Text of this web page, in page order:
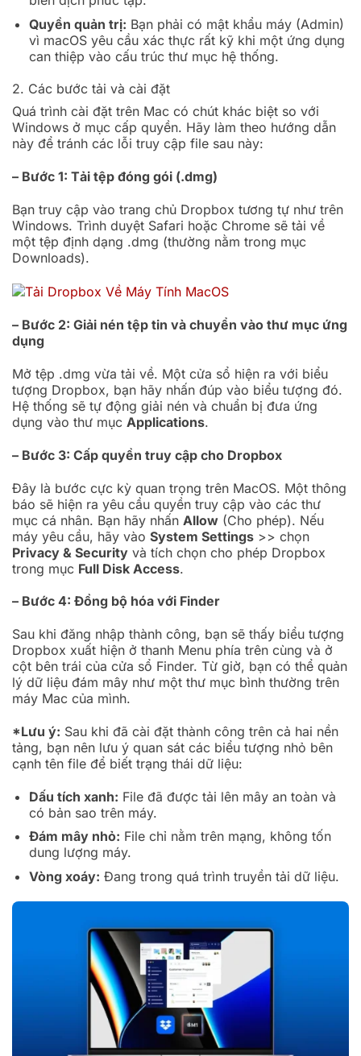
Quyền quản trị: Bạn phải có mật khẩu máy (Admin)
vì macOS yêu cầu xác thực rất kỹ khi một ứng dụng
can thiệp vào cấu trúc thư mục hệ thống.
2. Các bước tải và cài đặt
Quá trình cài đặt trên Mac có chút khác biệt so với
Windows ở mục cấp quyền. Hãy làm theo hướng dẫn
này để tránh các lỗi truy cập file sau này:
– Bước 1: Tải tệp đóng gói (.dmg)
Bạn truy cập vào trang chủ Dropbox tương tự như trên
Windows. Trình duyệt Safari hoặc Chrome sẽ tải về
một tệp định dạng .dmg (thường nằm trong mục
Downloads).
– Bước 2: Giải nén tệp tin và chuyển vào thư mục ứng
dụng
Mở tệp .dmg vừa tải về. Một cửa sổ hiện ra với biểu
tượng Dropbox, bạn hãy nhấn đúp vào biểu tượng đó.
Hệ thống sẽ tự động giải nén và chuẩn bị đưa ứng
dụng vào thư mục Applications.
– Bước 3: Cấp quyền truy cập cho Dropbox
Đây là bước cực kỳ quan trọng trên MacOS. Một thông
báo sẽ hiện ra yêu cầu quyền truy cập vào các thư
mục cá nhân. Bạn hãy nhấn Allow (Cho phép). Nếu
máy yêu cầu, hãy vào System Settings >> chọn
Privacy & Security và tích chọn cho phép Dropbox
trong mục Full Disk Access.
– Bước 4: Đồng bộ hóa với Finder
Sau khi đăng nhập thành công, bạn sẽ thấy biểu tượng
Dropbox xuất hiện ở thanh Menu phía trên cùng và ở
cột bên trái của cửa sổ Finder. Từ giờ, bạn có thể quản
lý dữ liệu đám mây như một thư mục bình thường trên
máy Mac của mình.
*Lưu ý: Sau khi đã cài đặt thành công trên cả hai nền
tảng, bạn nên lưu ý quan sát các biểu tượng nhỏ bên
cạnh tên file để biết trạng thái dữ liệu:
Dấu tích xanh: File đã được tải lên mây an toàn và
có bản sao trên máy.
Đám mây nhỏ: File chỉ nằm trên mạng, không tốn
dung lượng máy.
Vòng xoáy: Đang trong quá trình truyền tải dữ liệu.